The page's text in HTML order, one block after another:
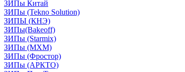
ЗИПы Китай
ЗИПы (Tekno Solution)
ЗИПЫ (КНЭ)
ЗИПы(Bakeoff)
ЗИПы (Starmix)
ЗИПы (МХМ)
ЗИПы (Фростор)
ЗИПы (АРКТО)